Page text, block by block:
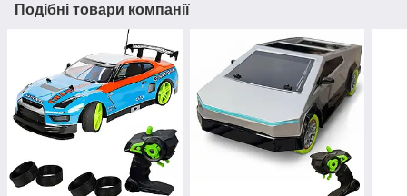
Подібні товари компанії